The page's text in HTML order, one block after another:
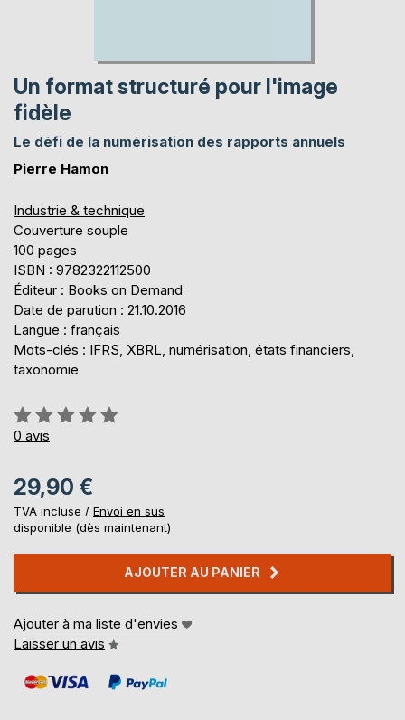
Un format structuré pour l'image
fidèle
Le défi de la numérisation des rapports annuels
Pierre Hamon
Industrie & technique
Couverture souple
100 pages
ISBN : 9782322112500
Éditeur : Books on Demand
Date de parution : 21.10.2016
Langue : français
Mots-clés : IFRS, XBRL, numérisation, états financiers,
taxonomie
Évaluation:
0%
0 avis
29,90 €
TVA incluse / Envoi en sus
disponible (dès maintenant)
AJOUTER AU PANIER
Ajouter à ma liste d'envies
Laisser un avis